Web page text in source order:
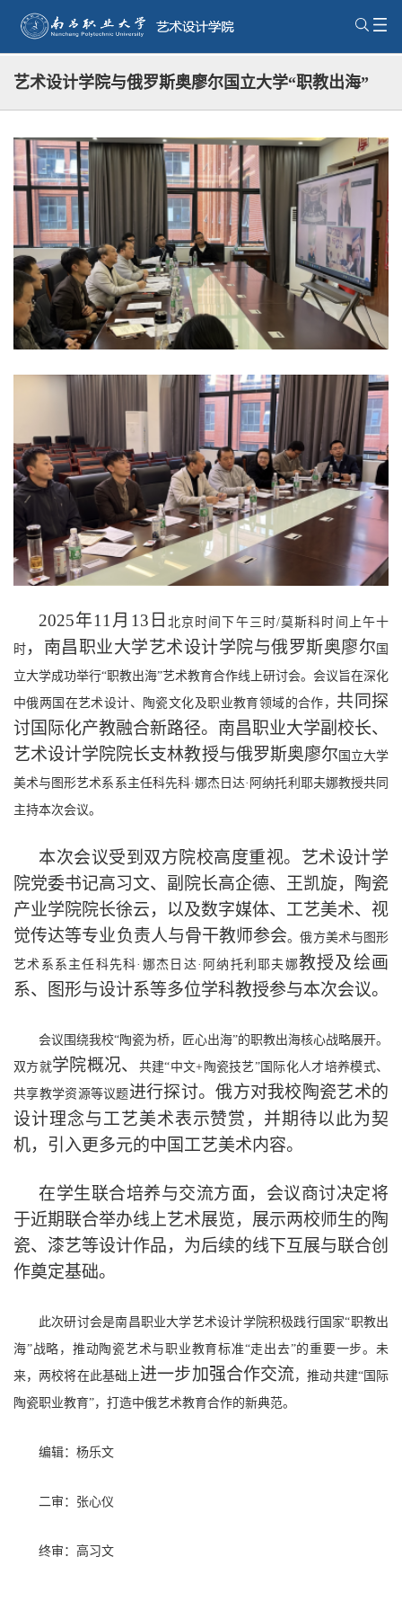
艺术设计学院与俄罗斯奥廖尔国立大学“职教出海”
艺术教育线上研讨会
2025年11月13日 北京时间下午三时/莫斯科时间上午十
时 ，南昌职业大学艺术设计学院与俄罗斯奥廖尔 国
立大学成功举行“职教出海”艺术教育合作线上研讨会。会议旨在深化
中俄两国在艺术设计、陶瓷文化及职业教育领域的合作， 共同探
讨国际化产教融合新路径。南昌职业大学副校长、
艺术设计学院院长支林教授与俄罗斯奥廖尔 国立大学
美术与图形艺术系系主任科先科·娜杰日达·阿纳托利耶夫娜教授共同
主持本次会议。
本次会议受到 双方院校高度重视。艺术设计学
院党委书记高习文、副院长高企德、王凯旋，陶瓷
产业学院院长徐云，以及数字媒体、工艺美术、视
觉传达等专业负责人与骨干教师参会。俄方美术与图形
艺术系系主任科先科·娜杰日达·阿纳托利耶夫娜教授及绘画
系、图形与设计系等多位学科教授参与本次会议。
会议围绕我校“陶瓷为桥，匠心出海”的职教出海核心战略展开。
双方就学院概况、 共建“中文+陶瓷技艺”国际化人才培养模式、
共享教学资源等议题进行探讨。俄方对我校陶瓷艺术的
设计理念与工艺美术表示赞赏，并期待以此为契
机，引入更多元的中国工艺美术内容。
在学生联合培养与交流方面，会议商讨决定将
于近期联合举办线上艺术展览，展示两校师生的陶
瓷、漆艺等设计作品，为后续的线下互展与联合创
作奠定基础。
此次研讨会是南昌职业大学艺术设计学院积极践行国家“职教出
海”战略，推动陶瓷艺术与职业教育标准“走出去”的重要一步。未
来，两校将在此基础上进一步加强合作交流，推动共建“国际
陶瓷职业教育”，打造中俄艺术教育合作的新典范。
编辑：杨乐文
二审：张心仪
终审：高习文